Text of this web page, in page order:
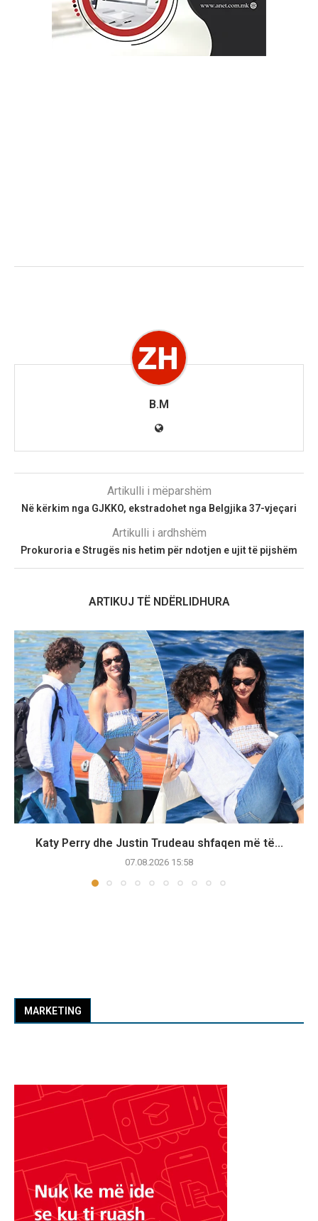
B.M
Artikulli i mëparshëm
Në kërkim nga GJKKO, ekstradohet nga Belgjika 37-vjeçari
Artikulli i ardhshëm
Prokuroria e Strugës nis hetim për ndotjen e ujit të pijshëm
ARTIKUJ TË NDËRLIDHURA
Katy Perry dhe Justin Trudeau shfaqen më të...
07.08.2026 15:58
MARKETING